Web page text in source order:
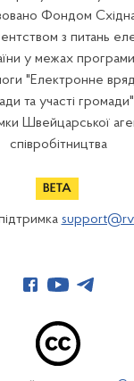
Фондом
з питань
у межах
"Електронне
та участі
Швейцарської
співробітництва